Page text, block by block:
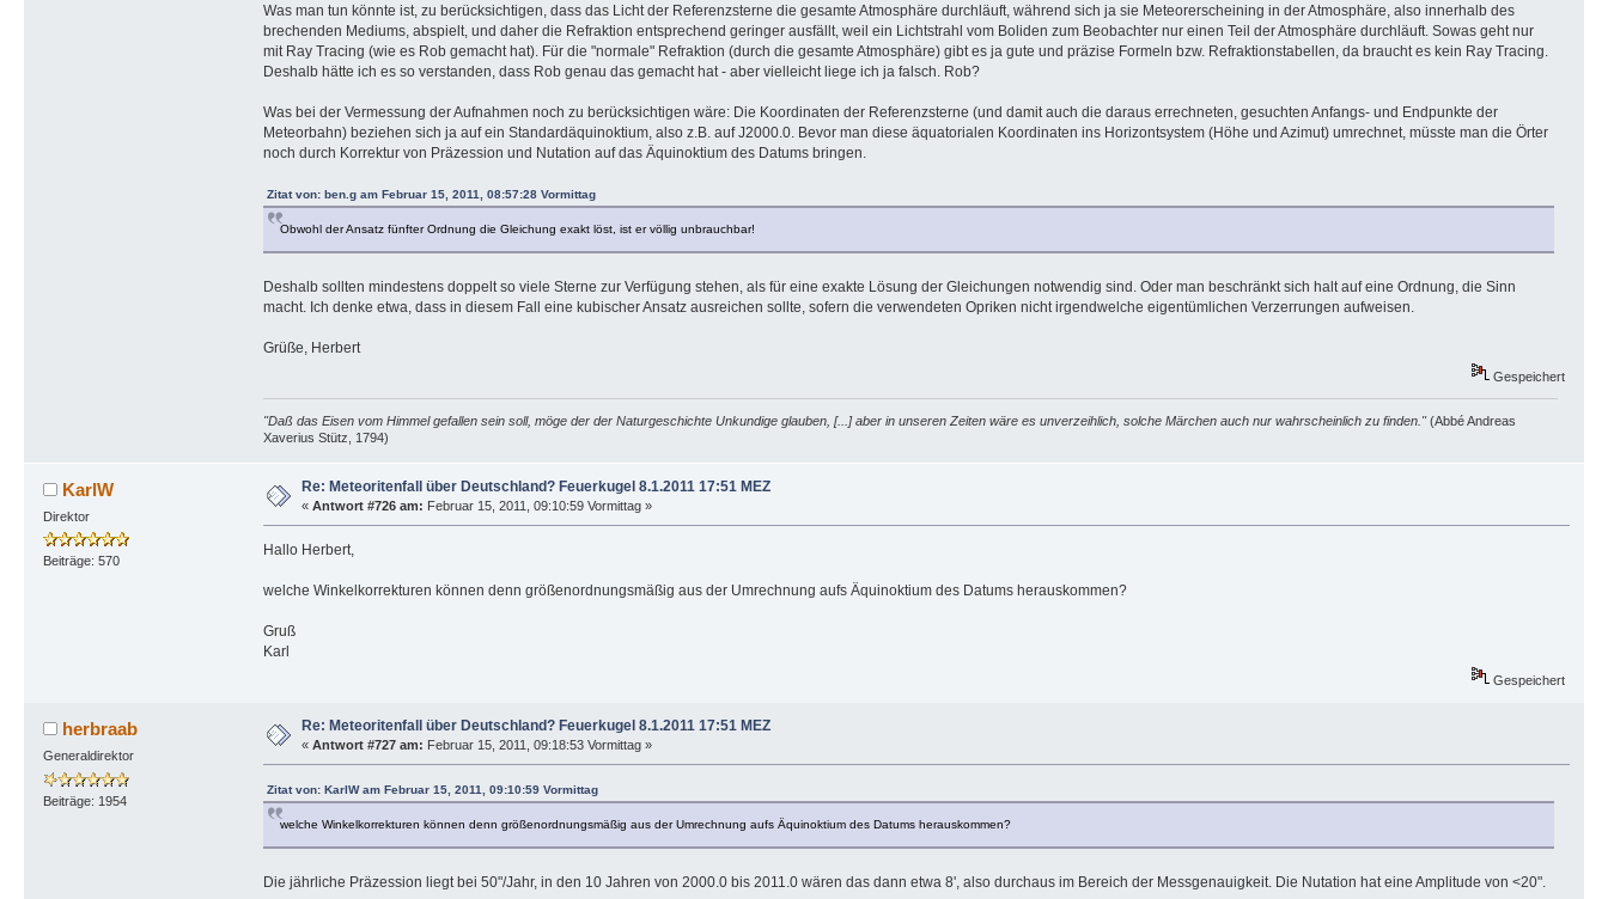
Was man tun könnte ist, zu berücksichtigen, dass das Licht der Referenzsterne die gesamte Atmosphäre durchläuft, während sich ja sie Meteorerscheining in der Atmosphäre, also innerhalb des
brechenden Mediums, abspielt, und daher die Refraktion entsprechend geringer ausfällt, weil ein Lichtstrahl vom Boliden zum Beobachter nur einen Teil der Atmosphäre durchläuft. Sowas geht nur
mit Ray Tracing (wie es Rob gemacht hat). Für die "normale" Refraktion (durch die gesamte Atmosphäre) gibt es ja gute und präzise Formeln bzw. Refraktionstabellen, da braucht es kein Ray Tracing.
Deshalb hätte ich es so verstanden, dass Rob genau das gemacht hat - aber vielleicht liege ich ja falsch. Rob?
Was bei der Vermessung der Aufnahmen noch zu berücksichtigen wäre: Die Koordinaten der Referenzsterne (und damit auch die daraus errechneten, gesuchten Anfangs- und Endpunkte der
Meteorbahn) beziehen sich ja auf ein Standardäquinoktium, also z.B. auf J2000.0. Bevor man diese äquatorialen Koordinaten ins Horizontsystem (Höhe und Azimut) umrechnet, müsste man die Örter
noch durch Korrektur von Präzession und Nutation auf das Äquinoktium des Datums bringen.
Zitat von: ben.g am Februar 15, 2011, 08:57:28 Vormittag
Obwohl der Ansatz fünfter Ordnung die Gleichung exakt löst, ist er völlig unbrauchbar!
Deshalb sollten mindestens doppelt so viele Sterne zur Verfügung stehen, als für eine exakte Lösung der Gleichungen notwendig sind. Oder man beschränkt sich halt auf eine Ordnung, die Sinn
macht. Ich denke etwa, dass in diesem Fall eine kubischer Ansatz ausreichen sollte, sofern die verwendeten Opriken nicht irgendwelche eigentümlichen Verzerrungen aufweisen.
Grüße, Herbert
Gespeichert
"Daß das Eisen vom Himmel gefallen sein soll, möge der der Naturgeschichte Unkundige glauben, [...] aber in unseren Zeiten wäre es unverzeihlich, solche Märchen auch nur wahrscheinlich zu finden."(Abbé Andreas
Xaverius Stütz, 1794)
KarlW
Direktor
Beiträge: 570
Re: Meteoritenfall über Deutschland? Feuerkugel 8.1.2011 17:51 MEZ
« Antwort #726 am: Februar 15, 2011, 09:10:59 Vormittag »
Hallo Herbert,
welche Winkelkorrekturen können denn größenordnungsmäßig aus der Umrechnung aufs Äquinoktium des Datums herauskommen?
Gruß
Karl
Gespeichert
herbraab
Generaldirektor
Beiträge: 1954
Re: Meteoritenfall über Deutschland? Feuerkugel 8.1.2011 17:51 MEZ
« Antwort #727 am: Februar 15, 2011, 09:18:53 Vormittag »
Zitat von: KarlW am Februar 15, 2011, 09:10:59 Vormittag
welche Winkelkorrekturen können denn größenordnungsmäßig aus der Umrechnung aufs Äquinoktium des Datums herauskommen?
Die jährliche Präzession liegt bei 50"/Jahr, in den 10 Jahren von 2000.0 bis 2011.0 wären das dann etwa 8', also durchaus im Bereich der Messgenauigkeit. Die Nutation hat eine Amplitude von <20".